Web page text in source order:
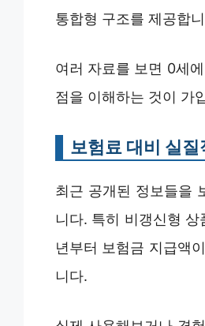
통합형 구조를 제공합
여러 자료를 보면 0세
점을 이해하는 것이 가
보험료 대비 실
최근 공개된 정보들을
니다. 특히 비갱신형
년부터 보험금 지급액
니다.